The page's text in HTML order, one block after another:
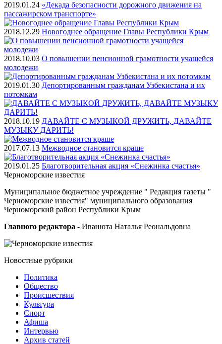
2019.01.24 «Декада безопасности дорожного движения на
пассажирском транспорте»
2018.12.29 Новогоднее обращение Главы Республики Крым
2018.10.03 О повышении пенсионной грамотности учащейся
молодежи
2019.01.30 Депортированным гражданам Узбекистана и их
потомкам
2018.10.19 ДАВАЙТЕ С МУЗЫКОЙ ДРУЖИТЬ, ДАВАЙТЕ
МУЗЫКУ ДАРИТЬ!
2017.07.13 Межводное становится краше
2019.01.25 Благотворительная акция «Снежинка счастья»
Черноморские известия
Муниципальное бюджетное учреждение " Редакция газеты "
Черноморские известия" муниципального образования
Черноморский район Республики Крым
Главного редактора - Иванюта Наталья Реональдовна
Новостные рубрики
Политика
Общество
Проиcшествия
Культура
Спорт
Афиша
Интервью
Архив статей